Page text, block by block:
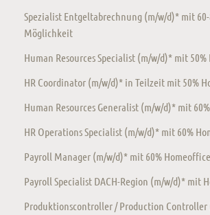
Spezialist Entgeltabrechnung (m/w/d)* mit
Möglichkeit
Human Resources Specialist (m/w/d)* mit
HR Coordinator (m/w/d)* in Teilzeit mit 50%
Human Resources Generalist (m/w/d)* mit
HR Operations Specialist (m/w/d)* mit 60%
Payroll Manager (m/w/d)* mit 60%
Payroll Specialist DACH-Region (m/w/d)* mit
Produktionscontroller / Production